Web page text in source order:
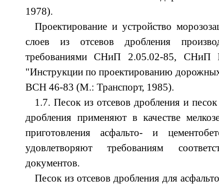
1978).
Проектирование и устройство
слоев из отсевов дробления
требованиями СНиП 2.05.02-85,
"Инструкции по проектированию
ВСН 46-83 (М.: Транспорт, 1985).
1.7. Песок из отсевов дробления и
дробления применяют в качестве
приготовления асфальто- и
удовлетворяют требованиям
документов.
Песок из отсевов дробления для